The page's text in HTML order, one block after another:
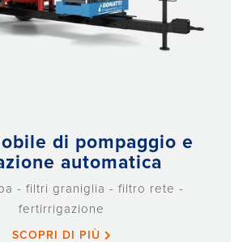
di pompaggio e
automatica
- filtri graniglia - filtro rete -
fertirrigazione
SCOPRI DI PIÙ